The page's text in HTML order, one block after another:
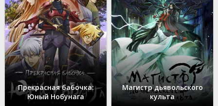
Прекрасная бабочка:
Юный Нобунага
Магистр дьявольского
культа